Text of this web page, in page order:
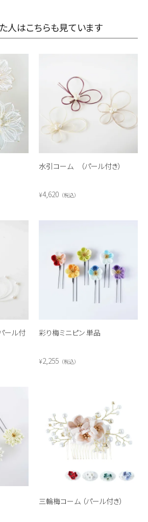
人はこちらも見ています
水引コーム （パール付き）
¥4,620 税込
ール付
彩り梅ミニピン 単品
¥2,255 税込
三輪梅コーム （パール付き）